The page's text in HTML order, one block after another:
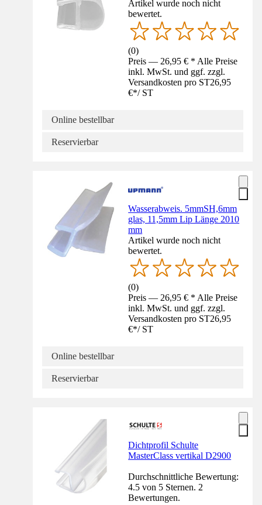
Artikel wurde noch nicht
bewertet.
(0)
Preis — 26,95 € * Alle Preise
inkl. MwSt. und ggf. zzgl.
Versandkosten pro ST26,95
€*/ ST
Online bestellbar
Reservierbar
Wasserabweis. 5mmSH,6mm
glas, 11,5mm Lip Länge 2010
mm
Artikel wurde noch nicht
bewertet.
(0)
Preis — 26,95 € * Alle Preise
inkl. MwSt. und ggf. zzgl.
Versandkosten pro ST26,95
€*/ ST
Online bestellbar
Reservierbar
Dichtprofil Schulte
MasterClass vertikal D2900
Durchschnittliche Bewertung:
4.5 von 5 Sternen. 2
Bewertungen.